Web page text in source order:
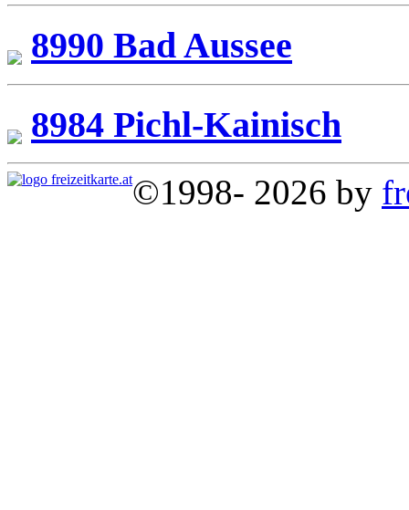
8990 Bad Aussee
8984 Pichl-Kainisch
©1998- 2026 by